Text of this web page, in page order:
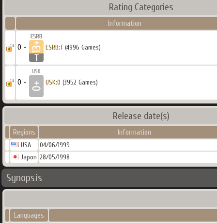
Rating Categories
Information
0 - ESRB:T(4996 Games)
0 - USK:0 (3952 Games)
Release date(s)
Regions Information
USA
04/06/1999
Japon 28/05/1998
Synopsis
Languages